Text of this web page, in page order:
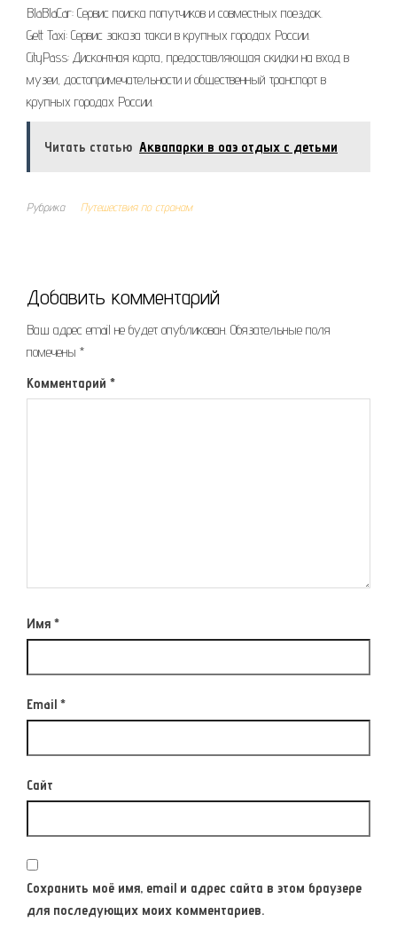
BlaBlaCar: Сервис поиска попутчиков и совместных поездок.
Gett Taxi: Сервис заказа такси в крупных городах России.
CityPass: Дисконтная карта, предоставляющая скидки на вход в
музеи, достопримечательности и общественный транспорт в
крупных городах России.
Читать статью Аквапарки в оаэ отдых с детьми
Рубрика Путешествия по странам
Добавить комментарий
Ваш адрес email не будет опубликован. Обязательные поля
помечены *
Комментарий *
Имя *
Email *
Сайт
Сохранить моё имя, email и адрес сайта в этом браузере
для последующих моих комментариев.